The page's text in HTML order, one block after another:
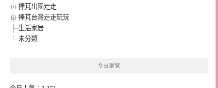
捧芃出國走走
捧芃台灣走走玩玩
生活家居
未分類
今日瀏覽